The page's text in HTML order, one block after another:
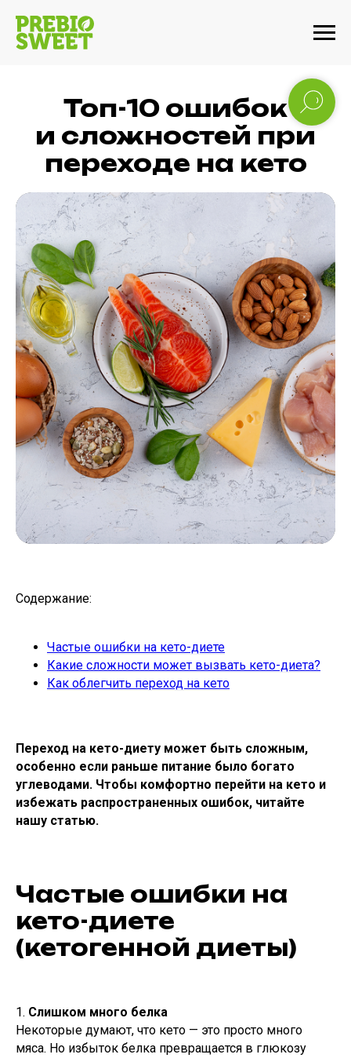
Топ-10 ошибок
и сложностей при
переходе на кето
Содержание:
Частые ошибки на кето-диете
Какие сложности может вызвать кето-диета?
Как облегчить переход на кето
Переход на кето-диету может быть сложным,
особенно если раньше питание было богато
углеводами. Чтобы комфортно перейти на кето и
избежать распространенных ошибок, читайте
нашу статью.
Частые ошибки на
кето-диете
(кетогенной диеты)
1. Слишком много белка
Некоторые думают, что кето — это просто много
мяса. Но избыток белка превращается в глюкозу